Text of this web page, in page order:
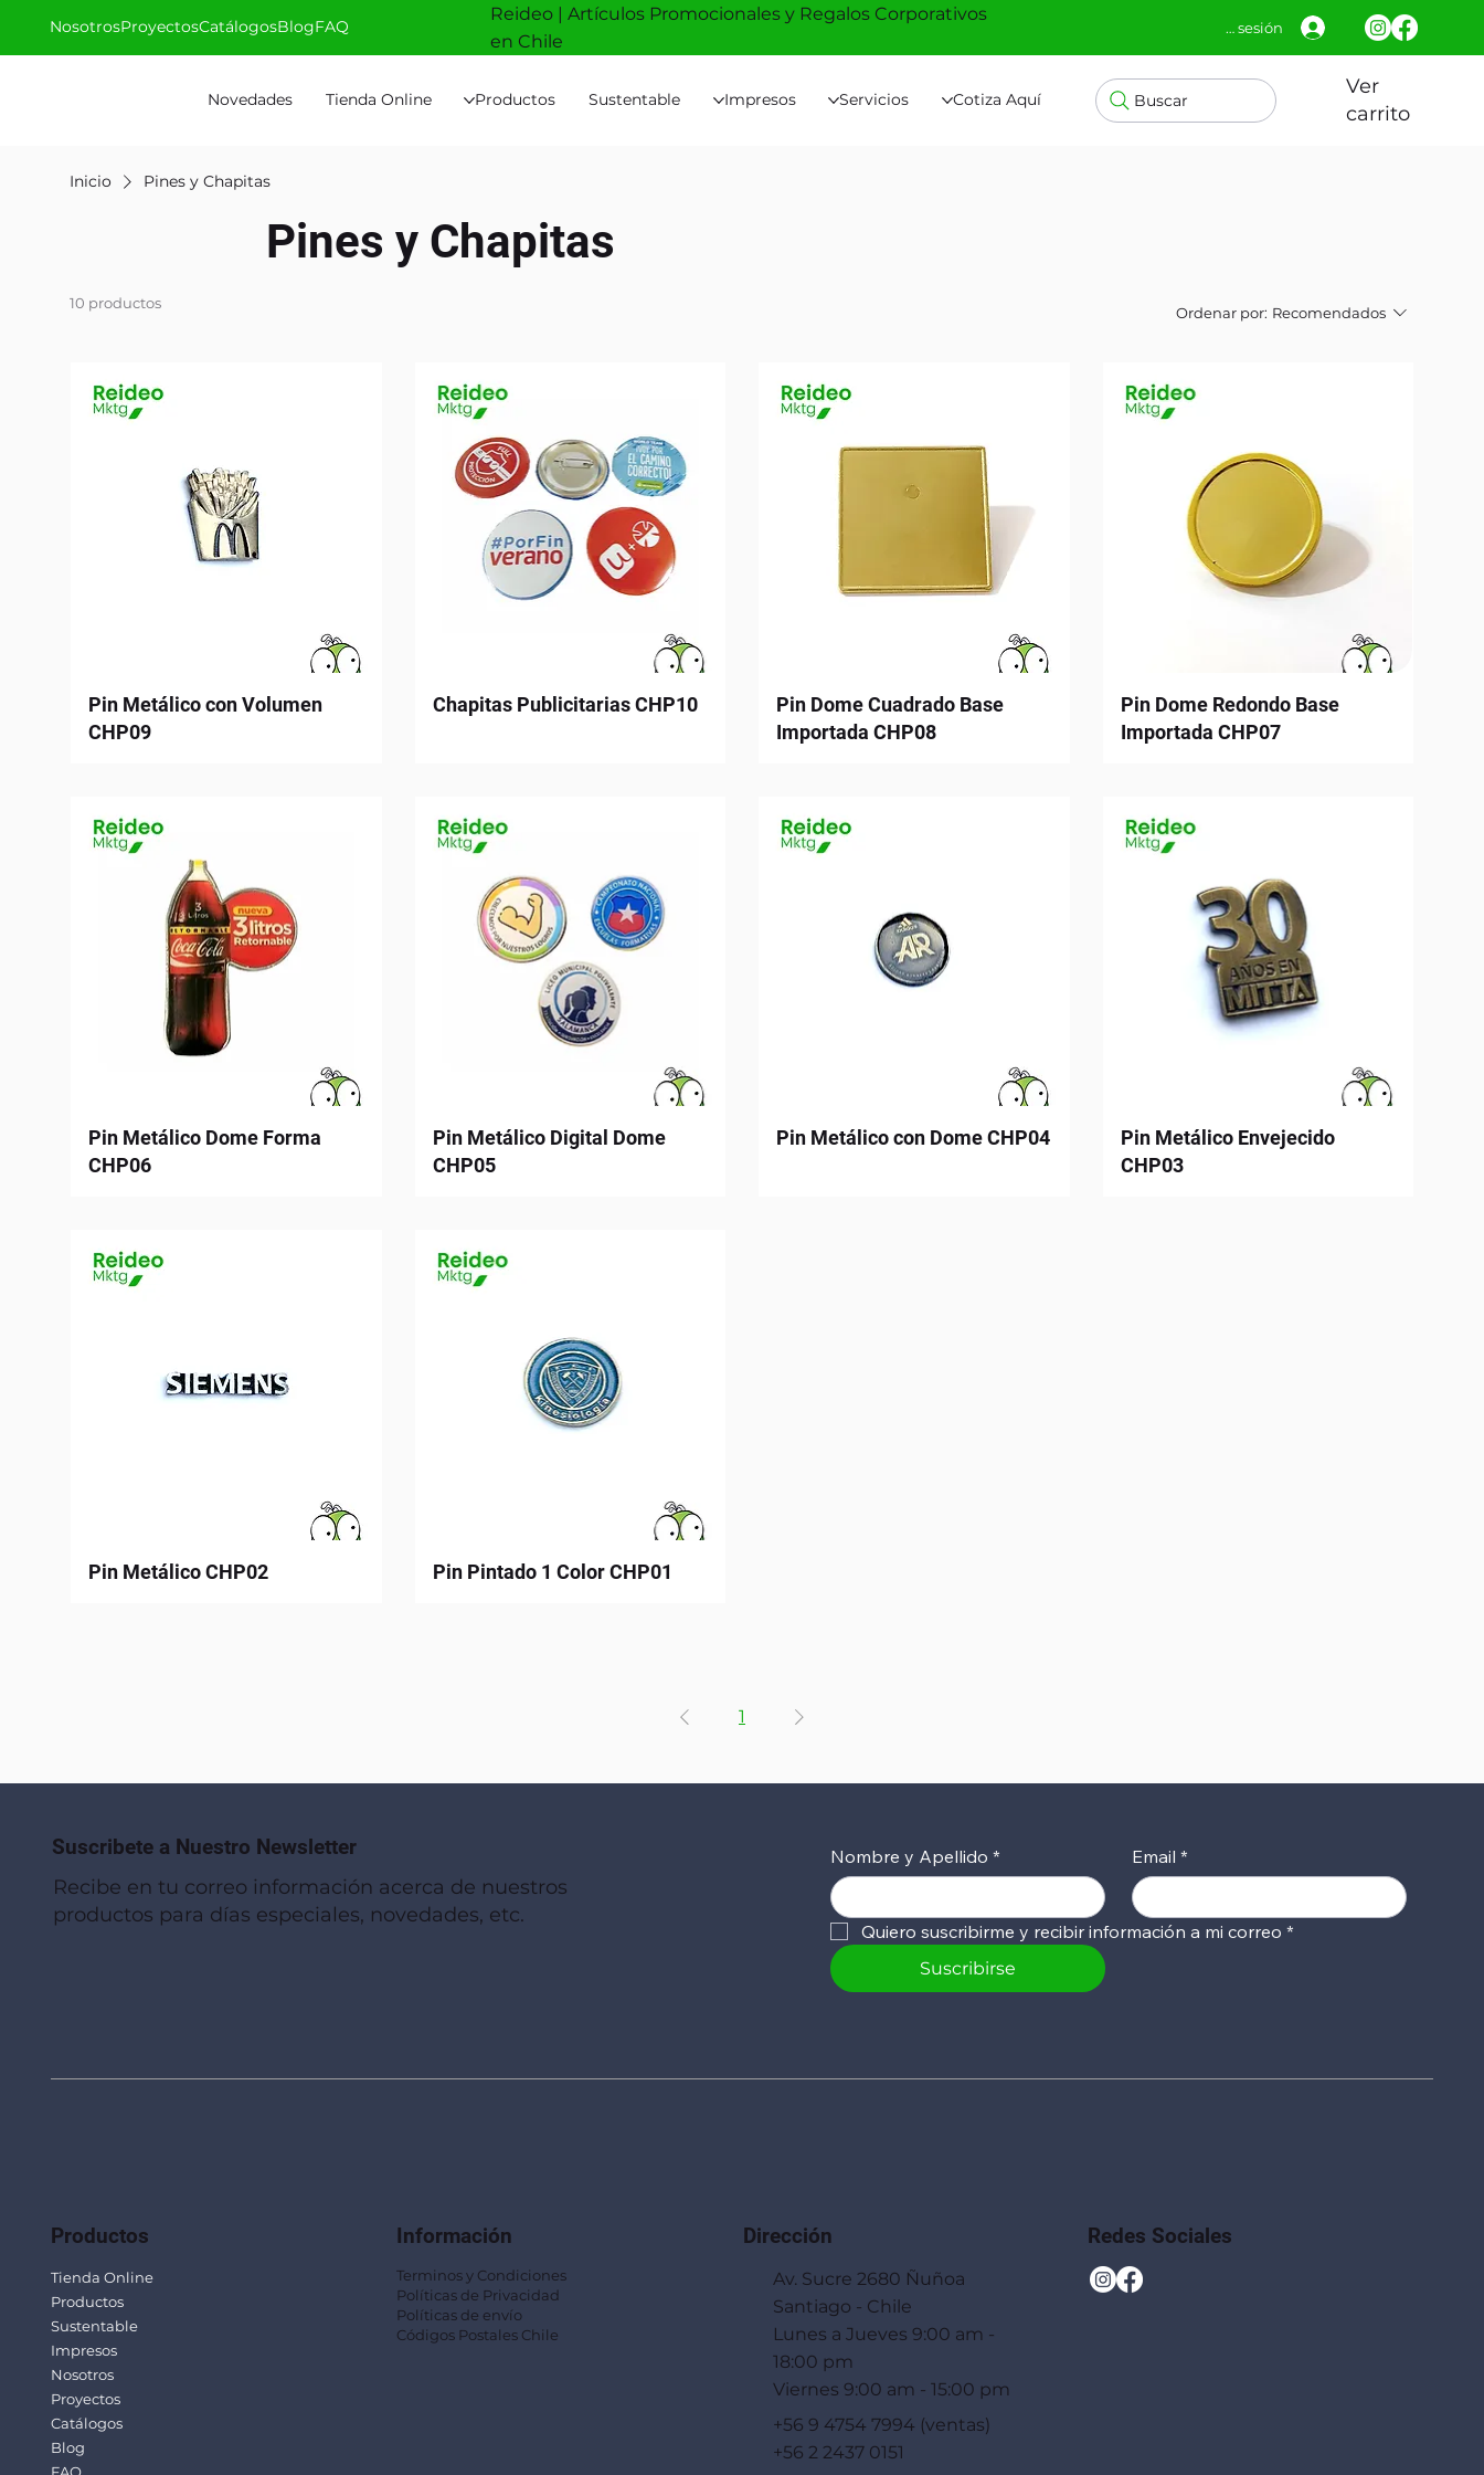
Novedades Tienda Online Productos Sustentable Impresos Servicios Cotiza Aquí Buscar
Ver
carrito
NosotrosProyectosCatálogosBlogFAQ
Reideo | Artículos Promocionales y Regalos Corporativos
en Chile
Iniciar sesión
Inicio Pines y Chapitas
Pines y Chapitas
10 productos
Ordenar por: Recomendados
Pin Metálico con Volumen
CHP09
Chapitas Publicitarias CHP10
Pin Dome Cuadrado Base
Importada CHP08
Pin Dome Redondo Base
Importada CHP07
Pin Metálico Dome Forma
CHP06
Pin Metálico Digital Dome
CHP05
Pin Metálico con Dome CHP04
Pin Metálico Envejecido
CHP03
Pin Metálico CHP02 Pin Pintado 1 Color CHP01
1
Suscribete a Nuestro Newsletter
Recibe en tu correo información acerca de nuestros
productos para días especiales, novedades, etc.
Nombre y Apellido * Email *
Quiero suscribirme y recibir información a mi correo *
Suscribirse
Productos
Tienda Online
Productos
Sustentable
Impresos
Nosotros
Proyectos
Catálogos
Blog
FAQ
Información
Terminos y Condiciones
Políticas de Privacidad
Políticas de envío
Códigos Postales Chile
Dirección
Av. Sucre 2680 Ñuñoa
Santiago - Chile
Lunes a Jueves 9:00 am -
18:00 pm
Viernes 9:00 am - 15:00 pm
+56 9 4754 7994 (ventas)
+56 2 2437 0151
Redes Sociales